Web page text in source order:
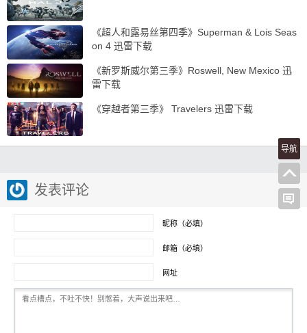
《超人和露易丝第四季》Superman & Lois Seas
on 4 迅雷下载
《新罗斯威尔第三季》Roswell, New Mexico 迅
雷下载
《穿越者第三季》 Travelers 迅雷下载
发表评论
昵称（必填）
邮箱（必填）
网址
导航